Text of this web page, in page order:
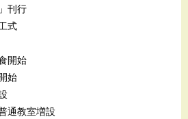
刊行
式
開始
始
通教室増設